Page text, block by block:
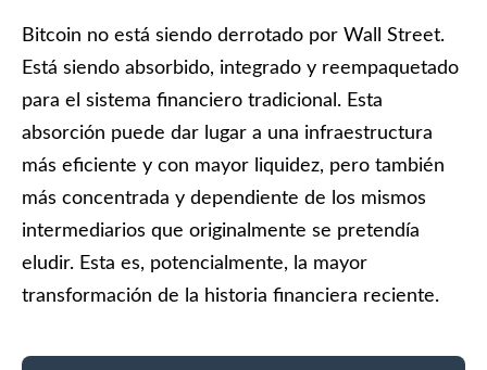
Bitcoin no está siendo derrotado por Wall Street.
Está siendo absorbido, integrado y reempaquetado
para el sistema financiero tradicional. Esta
absorción puede dar lugar a una infraestructura
más eficiente y con mayor liquidez, pero también
más concentrada y dependiente de los mismos
intermediarios que originalmente se pretendía
eludir. Esta es, potencialmente, la mayor
transformación de la historia financiera reciente.